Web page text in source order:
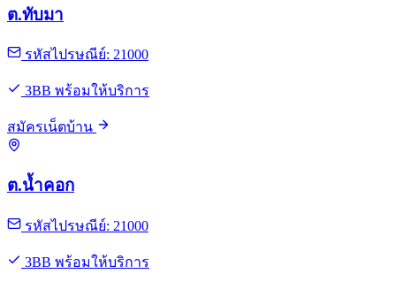
ต.ทับมา
รหัสไปรษณีย์: 21000
3BB พร้อมให้บริการ
สมัครเน็ตบ้าน
ต.น้ำคอก
รหัสไปรษณีย์: 21000
3BB พร้อมให้บริการ